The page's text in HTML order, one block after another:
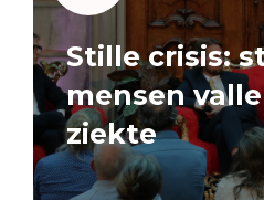
Stille crisis:
mensen
ziekte